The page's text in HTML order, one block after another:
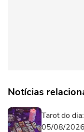
Notícias
Tarot do
05/08/2026